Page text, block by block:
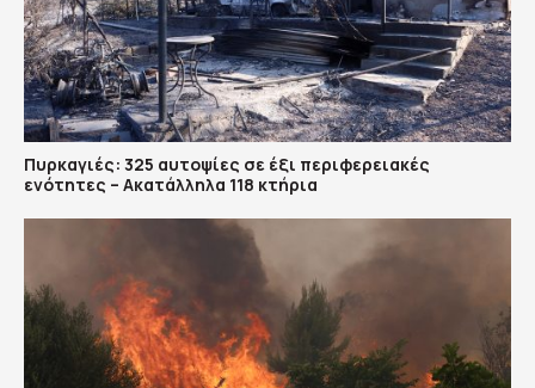
Πυρκαγιές: 325 αυτοψίες σε έξι περιφερειακές
ενότητες – Ακατάλληλα 118 κτήρια